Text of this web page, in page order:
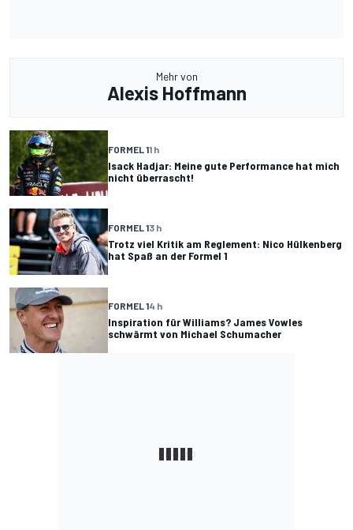
Mehr von
Alexis Hoffmann
FORMEL 11 h
Isack Hadjar: Meine gute Performance hat mich
nicht überrascht!
FORMEL 13 h
Trotz viel Kritik am Reglement: Nico Hülkenberg
hat Spaß an der Formel 1
FORMEL 14 h
Inspiration für Williams? James Vowles
schwärmt von Michael Schumacher